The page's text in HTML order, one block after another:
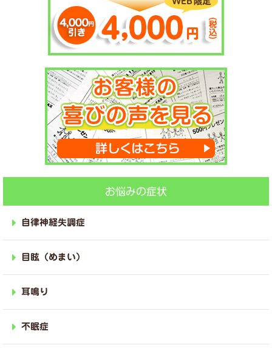
お悩みの症状
自律神経失調症
目眩（めまい）
耳鳴り
不眠症